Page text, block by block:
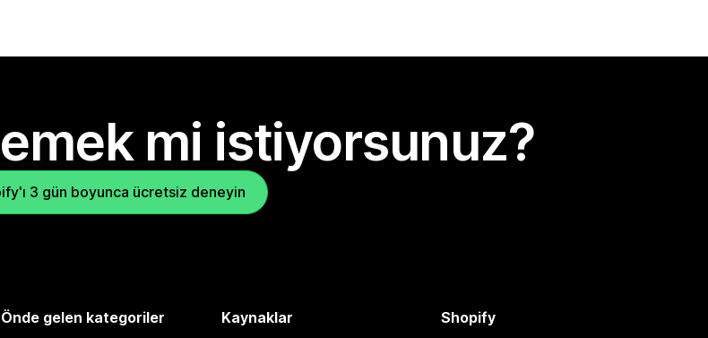
mi istiyorsunuz?
3 gün boyunca ücretsiz deneyin
Önde gelen kategoriler Kaynaklar Shopify